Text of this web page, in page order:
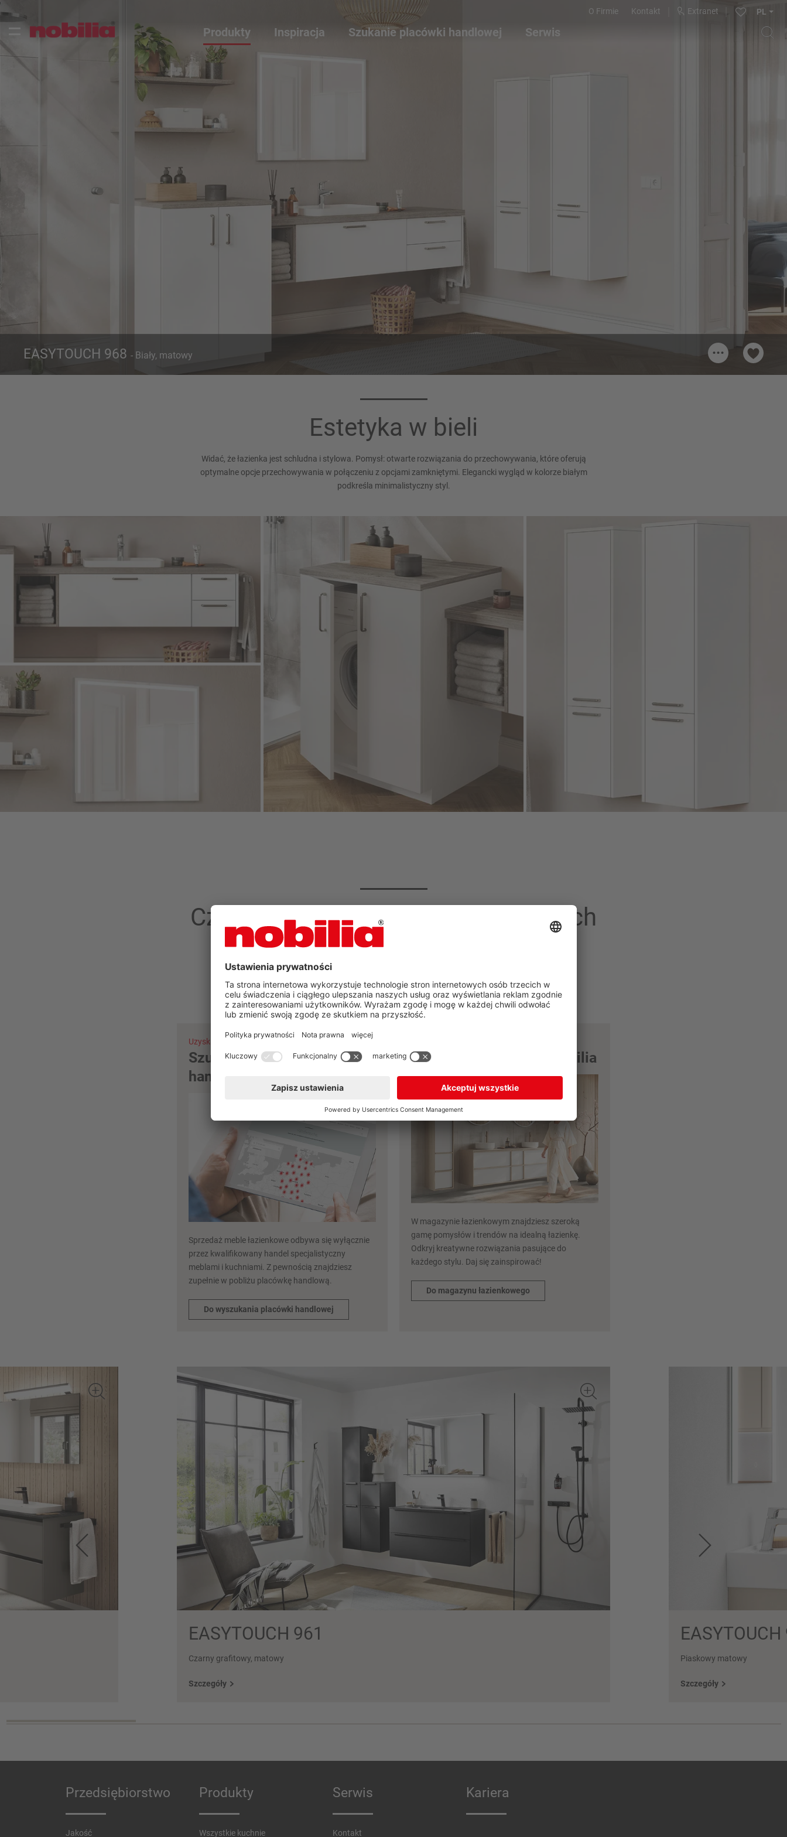
O Firmie Kontakt Extranet PL
Produkty Inspiracja Szukanie placówki handlowej Serwis
...
EASYTOUCH 968 - Biały, matowy
Kolor korpusu 106
Blat umywalkowy
231
Dąb Bergamo, imitacja
Estetyka w bieli
Widać, że łazienka jest schludna i stylowa. Pomysł: otwarte rozwiązania do przechowywania, które oferują
optymalne opcje przechowywania w połączeniu z opcjami zamkniętymi. Elegancki wygląd w kolorze białym
podkreśla minimalistyczny styl.
Czy znalazłeś łazienkę nobilia swoich
marzeń?
Uzyskaj poradę już teraz
Szukanie placówki
handlowej nobilia
Sprzedaż meble łazienkowe odbywa się wyłącznie
przez kwalifikowany handel specjalistyczny
meblami i kuchniami. Z pewnością znajdziesz
zupełnie w pobliżu placówkę handlową.
Do wyszukania placówki handlowej
Magazyn łazienkowy nobilia
W magazynie łazienkowym znajdziesz szeroką
gamę pomysłów i trendów na idealną łazienkę.
Odkryj kreatywne rozwiązania pasujące do
każdego stylu. Daj się zainspirować!
Do magazynu łazienkowego
EASYTOUCH 961
Czarny grafitowy, matowy
Szczegóły
Piaskowy matowy
Szczegóły
Przedsiębiorstwo
Jakość
Produkty
Wszystkie kuchnie
Serwis
Kontakt
Kariera